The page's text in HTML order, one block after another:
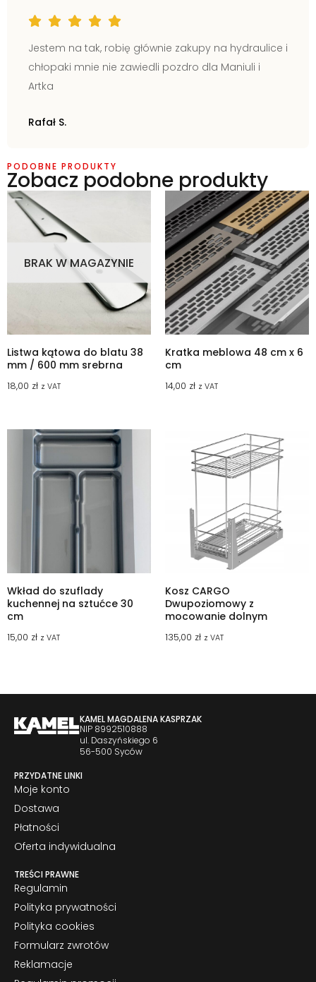
Jestem na tak, robię głównie zakupy na hydraulice i
chłopaki mnie nie zawiedli pozdro dla Maniuli i
Artka
Rafał S.
PODOBNE PRODUKTY
Zobacz podobne produkty
BRAK W MAGAZYNIE
Listwa kątowa do blatu 38
mm / 600 mm srebrna
18,00 zł z VAT
Kratka meblowa 48 cm x 6
cm
14,00 zł z VAT
Wkład do szuflady
kuchennej na sztućce 30
cm
15,00 zł z VAT
Kosz CARGO
Dwupoziomowy z
mocowanie dolnym
135,00 zł z VAT
KAMEL MAGDALENA KASPRZAK
NIP 8992510888
ul. Daszyńskiego 6
56-500 Syców
PRZYDATNE LINKI
Moje konto
Dostawa
Płatności
Oferta indywidualna
TREŚCI PRAWNE
Regulamin
Polityka prywatności
Polityka cookies
Formularz zwrotów
Reklamacje